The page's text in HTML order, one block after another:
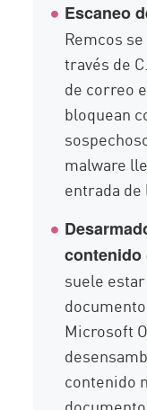
Escaneo
Remcos
través de
de correo
bloquean
malware
entrada
contenido
suele
Microsoft
contenido